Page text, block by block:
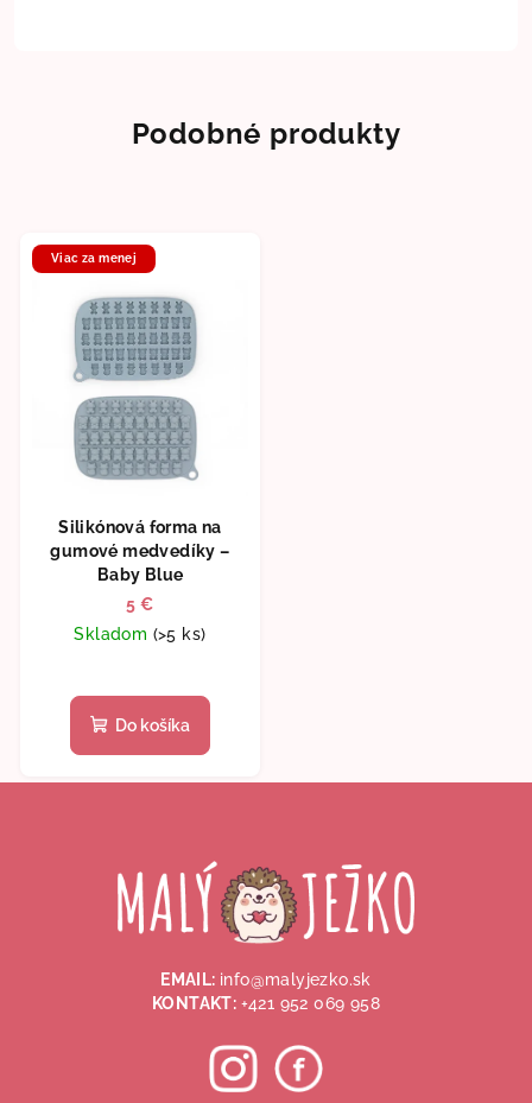
Podobné produkty
Viac za menej
Silikónová forma na
gumové medvedíky –
Baby Blue
5 €
Skladom (>5 ks)
Do košíka
EMAIL: info@malyjezko.sk
KONTAKT: +421 952 069 958